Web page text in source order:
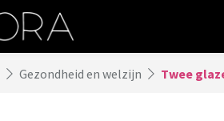
Gezondheid en welzijn Twee